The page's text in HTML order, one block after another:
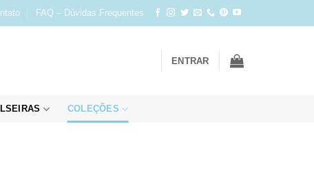
FAQ – Dúvidas Frequentes
ENTRAR
COLEÇÕES